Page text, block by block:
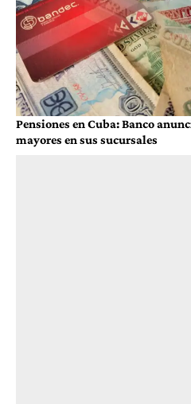
Pensiones en Cuba: Banco
mayores en sus sucursales